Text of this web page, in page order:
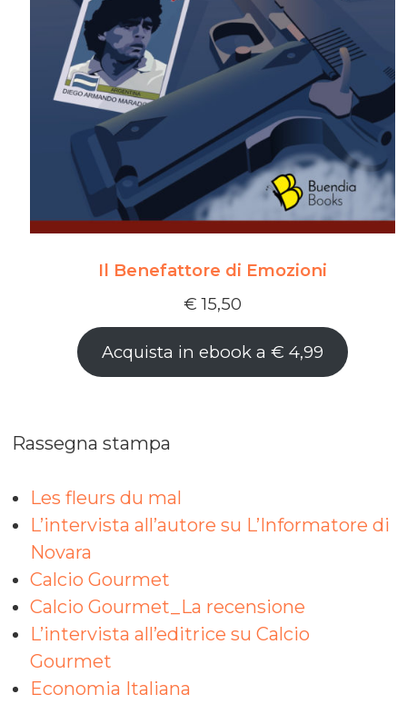
Il Benefattore di Emozioni
€ 15,50
Acquista in ebook a € 4,99
Rassegna stampa
Les fleurs du mal
L’intervista all’autore su L’Informatore di
Novara
Calcio Gourmet
Calcio Gourmet_La recensione
L’intervista all’editrice su Calcio
Gourmet
Economia Italiana